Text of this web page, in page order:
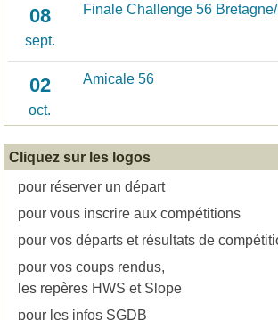
08
sept.
Finale Challenge 56
02
oct.
Amicale 56
Cliquez sur les logos
pour réserver un départ
pour vous inscrire aux compétitions
pour vos départs et résultats de
pour vos coups rendus,
les repères HWS et Slope
pour les infos SGDB